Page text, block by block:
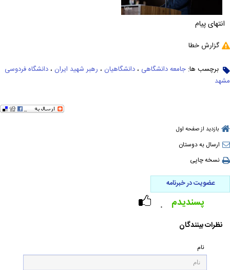
انتهای پیام
گزارش خطا
برچسب ها: جامعه دانشگاهی ، دانشگاهیان ، رهبر شهید ایران ، دانشگاه فردوسی
مشهد
بازدید از صفحه اول
ارسال به دوستان
نسخه چاپی
عضویت در خبرنامه
۰ پسندیدم
نظرات بینندگان
نام